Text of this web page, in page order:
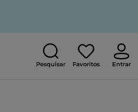
Pesquisar Favoritos Entrar